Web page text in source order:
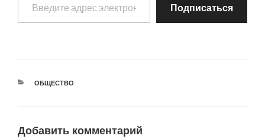
Подписаться
РУБРИКИ
ОБЩЕСТВО
Добавить комментарий